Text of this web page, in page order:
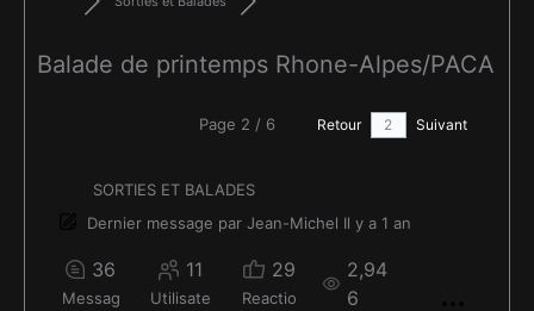
Balade de printemps Rhone-Alpes/PACA
Page 2 / 6 Retour Suivant
SORTIES ET BALADES
Dernier message par Jean-Michel Il y a 1 an
36
Messag
11
Utilisate
29
Reactio
2,94
6